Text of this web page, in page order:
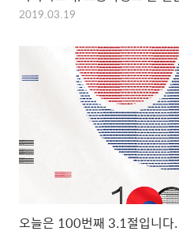
2019.03.19
오늘은 100번째 3.1절입니다.